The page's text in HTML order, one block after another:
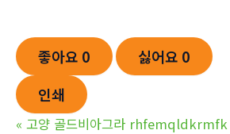
좋아요 0 싫어요 0
인쇄
« 고양 골드비아그라 rhfemqldkrmfk